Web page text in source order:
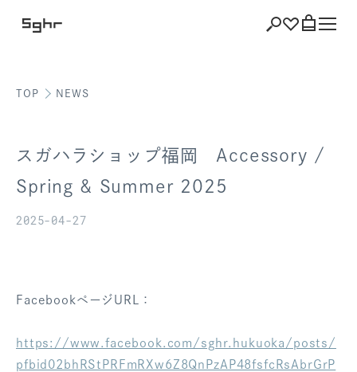
ショッピング バッグを見る
お気に入り
TOP NEWS
スガハラショップ福岡 Accessory /
Spring & Summer 2025
2025-04-27
FacebookページURL：
https://www.facebook.com/sghr.hukuoka/posts/
pfbid02bhRStPRFmRXw6Z8QnPzAP48fsfcRsAbrGrP